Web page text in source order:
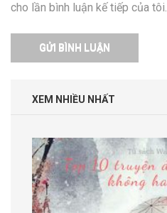
cho lần bình luận kế tiếp của tôi.
XEM NHIỀU NHẤT